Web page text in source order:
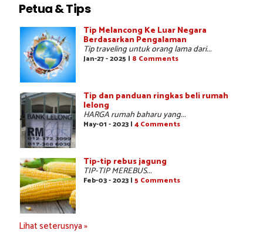
Petua & Tips
Tip Melancong Ke Luar Negara
Berdasarkan Pengalaman
Tip traveling untuk orang lama dari...
Jan-27 - 2025 | 8 Comments
Tip dan panduan ringkas beli rumah
lelong
HARGA rumah baharu yang...
May-01 - 2023 | 4 Comments
Tip-tip rebus jagung
TIP-TIP MEREBUS...
Feb-03 - 2023 | 5 Comments
Lihat seterusnya »